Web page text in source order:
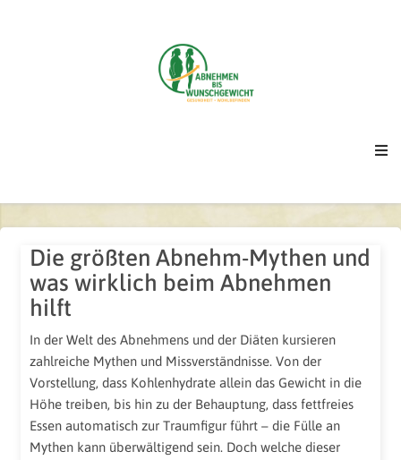
Die größten Abnehm-Mythen und
was wirklich beim Abnehmen
hilft
In der Welt des Abnehmens und der Diäten kursieren
zahlreiche Mythen und Missverständnisse. Von der
Vorstellung, dass Kohlenhydrate allein das Gewicht in die
Höhe treiben, bis hin zu der Behauptung, dass fettfreies
Essen automatisch zur Traumfigur führt – die Fülle an
Mythen kann überwältigend sein. Doch welche dieser